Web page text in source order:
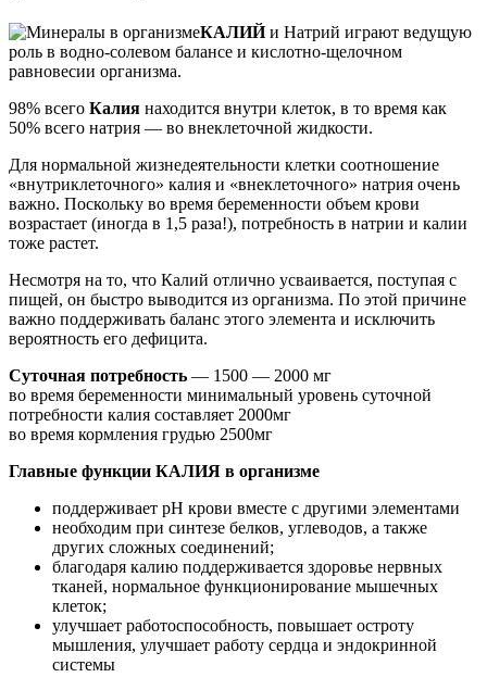
КАЛИЙи Натрий играют ведущую
роль в водно-солевом балансе и кислотно-щелочном
равновесии организма.
98% всего Калия находится внутри клеток, в то время как
50% всего натрия — во внеклеточной жидкости.
Для нормальной жизнедеятельности клетки соотношение
«внутриклеточного» калия и «внеклеточного» натрия очень
важно. Поскольку во время беременности объем крови
возрастает (иногда в 1,5 раза!), потребность в натрии и калии
тоже растет.
Несмотря на то, что Калий отлично усваивается, поступая с
пищей, он быстро выводится из организма. По этой причине
важно поддерживать баланс этого элемента и исключить
вероятность его дефицита.
Суточная потребность — 1500 — 2000 мг
во время беременности минимальный уровень суточной
потребности калия составляет 2000мг
во время кормления грудью 2500мг
Главные функции КАЛИЯ в организме
поддерживает pH крови вместе с другими элементами
необходим при синтезе белков, углеводов, а также
других сложных соединений;
благодаря калию поддерживается здоровье нервных
тканей, нормальное функционирование мышечных
клеток;
улучшает работоспособность, повышает остроту
мышления, улучшает работу сердца и эндокринной
системы